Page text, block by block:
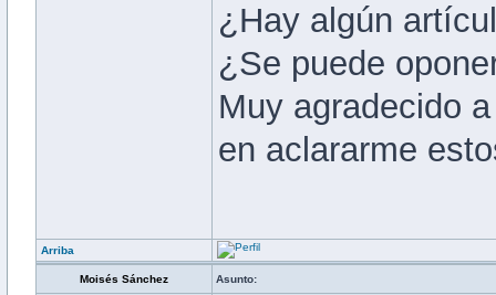
¿Hay algún
¿Se puede
Muy agradecido
en aclararme
Arriba
Moisés Sánchez Asunto: